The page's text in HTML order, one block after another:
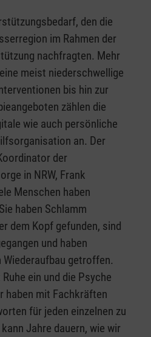
den die
im Rahmen der
nachfragten. Mehr
meist niederschwellige
bis hin zur
zählen die
wie auch persönliche
an. Der
der
in NRW, Frank
Menschen haben
haben Schlamm
dem Kopf gefunden, sind
und haben
getroffen.
ein und die Psyche
haben mit Fachkräften
für jeden einzelnen zu
Jahre dauern, wie wir